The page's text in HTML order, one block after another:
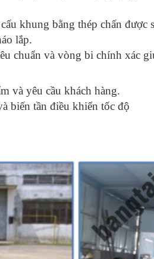
khung bằng thép chấn
lắp.
chuẩn và vòng bi chính xác
và yêu cầu khách hàng.
biến tần điều khiển tốc độ